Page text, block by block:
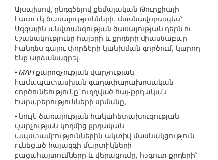
Այսպիսով, ընդգծելով քեմալական Թուրքիայի
հատուկ ծառայությունների, մասնավորապես՝
Ազգային անվտանգության ծառայության դերն ու
նշանակությունը հայերի և քրդերի միասնաբար
հանդես գալու փորձերի կանխման գործում, կարող
ենք արձանագրել.
• MAHքարոզչության վարչության
համապատասխան գաղափարախոսական
գործունեությունը՝ ուղղված հայ-քրդական
հարաբերությունների սրմանը,
• նույն ծառայության հակահետախուզության
վարչության կողմից քրդական
ապստամբություններին ակտիվ մասնակցություն
ունեցած հայազգի մարտիկների
բացահայտումները և վերացումը, հօգուտ քրդերի՝